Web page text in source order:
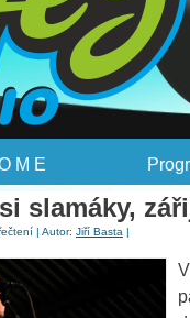
M E
slamáky,
| Autor: Jiří Basta |